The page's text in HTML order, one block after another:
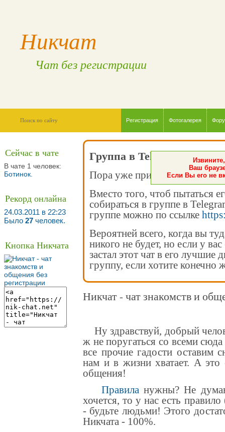
Никчат
Чат без регистрации
Регистрация Фотогалерея
Сейчас в чате
В чате 1 человек:
Ботинок
Рекорд онлайна
24.03.2011 в 22:23
Было 27 человек.
Кнопка Никчата
Группа в Telegram
Пора уже признать - чат
Вместо того, чтоб пытаться
собираться в группе в
группе можно по ссылке
Вероятней всего, когда вы
никого не будет, но если у
застал этот чат в его лучшие
группу, если хотите конечно
Никчат - чат знакомств и
Ну здравствуй, добрый
ж не поругаться со всеми
все прочие гадости оставим
нам и в жизни хватает. А
общения!
Правила нужны? Не
хочется, то у нас есть
- будьте людьми! Этого
Никчата - 100%.
Ваш
Если Вы его не